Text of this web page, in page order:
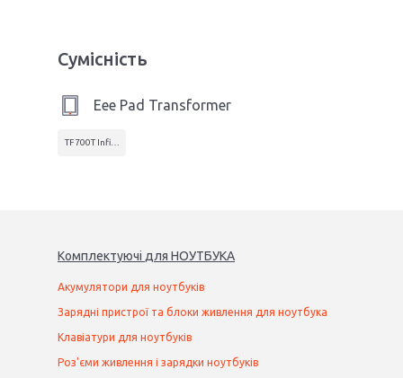
Сумісність
Eee Pad Transformer
Комплектуючі для НОУТБУКА
Акумулятори для ноутбуків
Зарядні пристрої та блоки живлення для ноутбука
Клавіатури для ноутбуків
Роз'єми живлення і зарядки ноутбуків